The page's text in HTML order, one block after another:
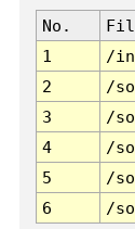
No.
1
/
2
/
3
/
4
/
5
/
6
/